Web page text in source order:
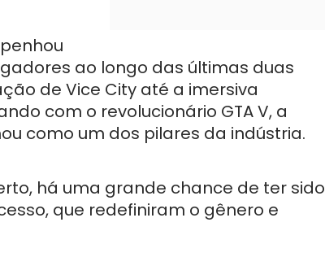
ao longo das últimas duas
de Vice City até a imersiva
com o revolucionário GTA V, a
como um dos pilares da indústria.
há uma grande chance de ter sido
que redefiniram o gênero e